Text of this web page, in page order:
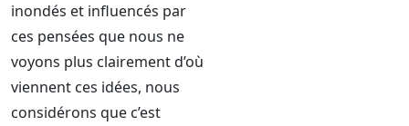
inondés et influencés par
ces pensées que nous ne
voyons plus clairement d’où
viennent ces idées, nous
considérons que c’est